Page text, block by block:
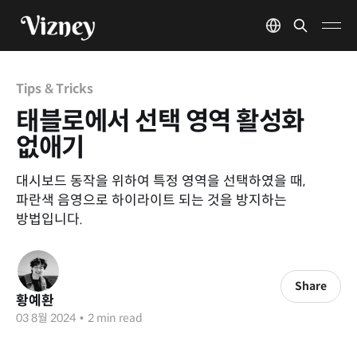
Tips & Tricks
태블로에서 선택 영역 활성화
없애기
대시보드 동작을 위하여 특정 영역을 선택하였을 때,
파란색 음영으로 하이라이트 되는 것을 방지하는
방법입니다.
황예환
03 8월 2024 • 2 min read
Share